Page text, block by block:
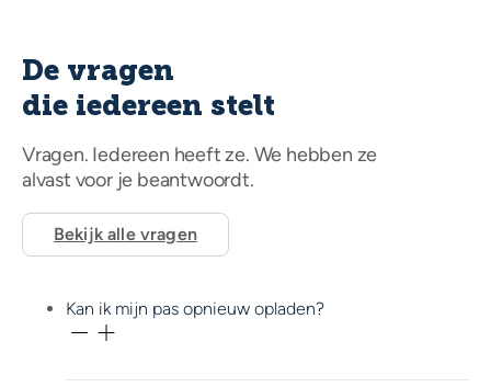
De vragen
die iedereen stelt
Vragen. Iedereen heeft ze. We hebben ze
alvast voor je beantwoordt.
Bekijk alle vragen
Kan ik mijn pas opnieuw opladen?